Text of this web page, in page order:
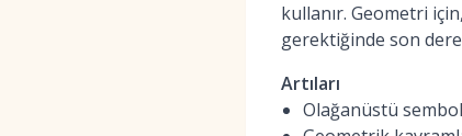
kullanır. Geometri
gerektiğinde son
Artıları
Olağanüstü